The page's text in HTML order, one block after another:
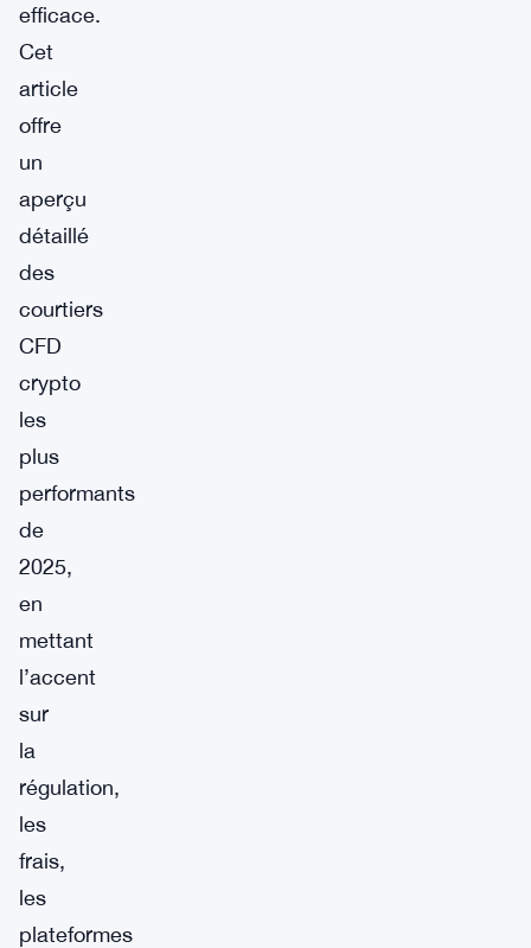
efficace.
Cet
article
offre
un
aperçu
détaillé
des
courtiers
CFD
crypto
les
plus
performants
de
2025,
en
mettant
l’accent
sur
la
régulation,
les
frais,
les
plateformes